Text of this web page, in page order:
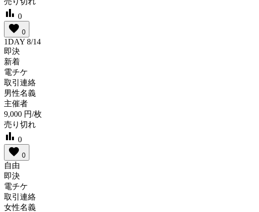
bar_chart 0
favorite 0
1DAY 8/14
即決
新着
電チケ
取引連絡
男性名義
主催者
9,000 円/枚
売り切れ
bar_chart 0
favorite 0
自由
即決
電チケ
取引連絡
女性名義